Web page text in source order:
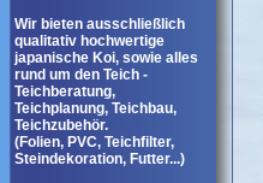
Wir bieten ausschließlich
qualitativ hochwertige
japanische Koi, sowie alles
rund um den Teich -
Teichberatung,
Teichplanung, Teichbau,
Teichzubehör.
(Folien, PVC, Teichfilter,
Steindekoration, Futter...)